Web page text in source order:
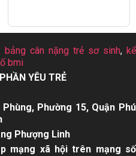
bảng cân nặng trẻ sơ sinh,kể
bmi
YÊU TRẺ
Phường 15, Quận Phú
Phượng Linh
mạng xã hội trên mạng số